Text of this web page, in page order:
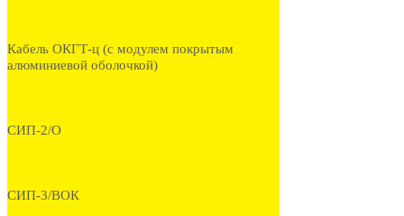
Кабель ОКГТ-ц (с модулем покрытым
алюминиевой оболочкой)
СИП-2/О
СИП-3/ВОК